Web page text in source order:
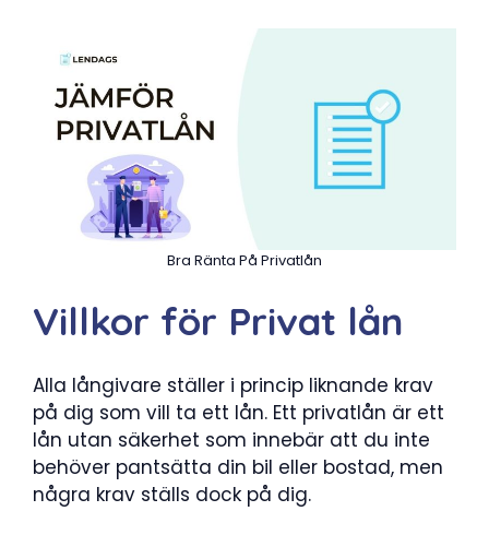
Bra Ränta På Privatlån
Villkor för Privat lån
Alla långivare ställer i princip liknande krav
på dig som vill ta ett lån. Ett privatlån är ett
lån utan säkerhet som innebär att du inte
behöver pantsätta din bil eller bostad, men
några krav ställs dock på dig.